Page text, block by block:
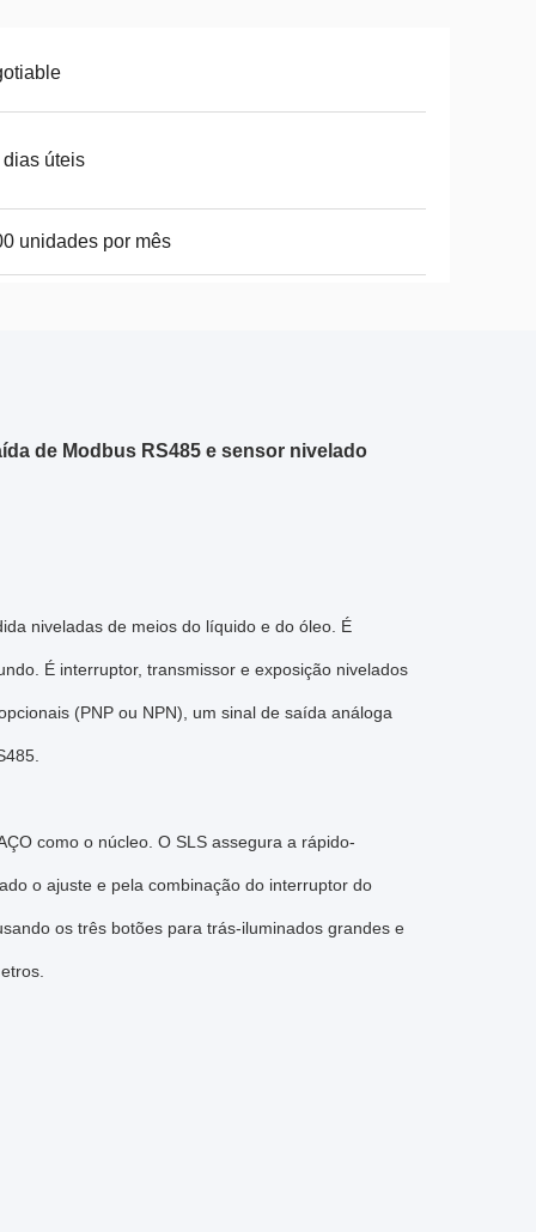
dias úteis
unidades por mês
de Modbus RS485 e sensor nivelado
niveladas de meios do líquido e do óleo. É
É interruptor, transmissor e exposição nivelados
(PNP ou NPN), um sinal de saída análoga
como o núcleo. O SLS assegura a rápido-
o ajuste e pela combinação do interruptor do
os três botões para trás-iluminados grandes e